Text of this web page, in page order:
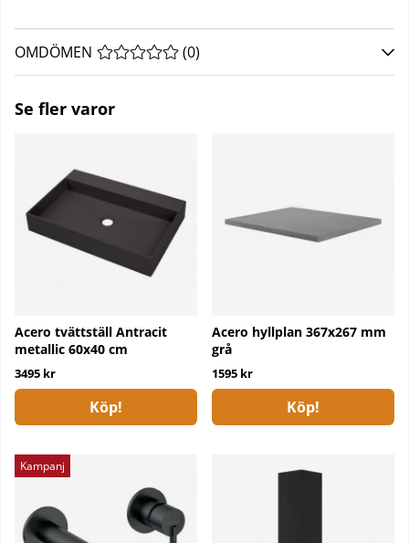
OMDÖMEN MEDELBETYG 0 AV 5 ANTAL BETYG 0
(0)
Se fler varor
Acero tvättställ Antracit
metallic 60x40 cm
3495 kr
Köp!
Acero hyllplan 367x267 mm
grå
1595 kr
Köp!
Kampanj